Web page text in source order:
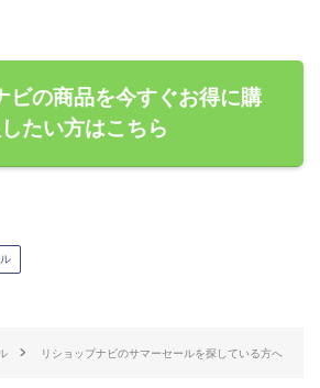
ビの商品を今すぐお得に購
たい方はこちら
リショップナビのサマーセールを探している方へ